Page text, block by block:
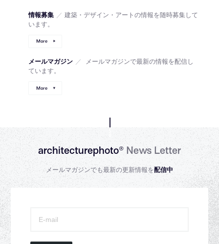
情報募集 ／ 建築・デザイン・アートの情報を随時募集して
います。
More
メールマガジン ／
メールマガジンで最新の情報を配信し
ています。
More
architecturephoto®News Letter
メールマガジンでも最新の更新情報を配信中